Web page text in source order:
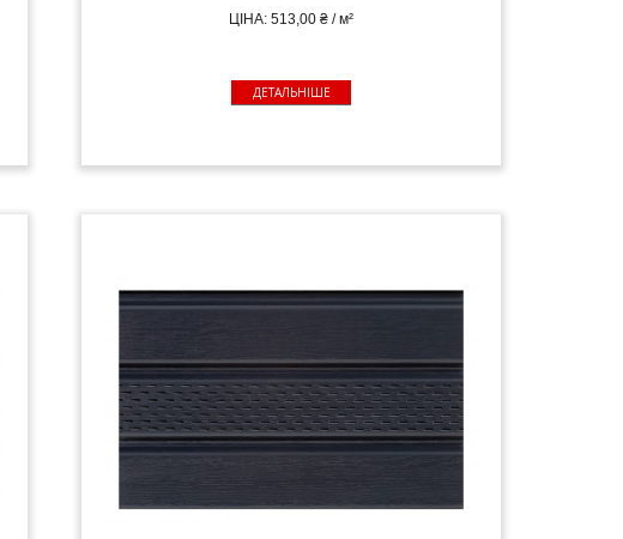
ЦІНА: 513,00 ₴ / м²
ДЕТАЛЬНІШЕ